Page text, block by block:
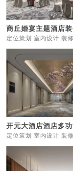
商丘婚宴主题酒店